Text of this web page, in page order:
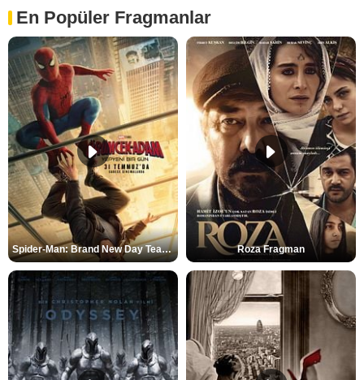
En Popüler Fragmanlar
Spider-Man: Brand New Day Teaser Roza Fragman